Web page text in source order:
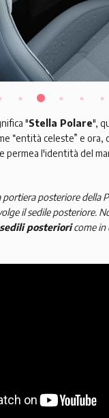
"Stella Polare",
“entità celeste” e ora,
permea l'identità del
portiera posteriore della
il sedile posteriore.
sedili posterioricome in